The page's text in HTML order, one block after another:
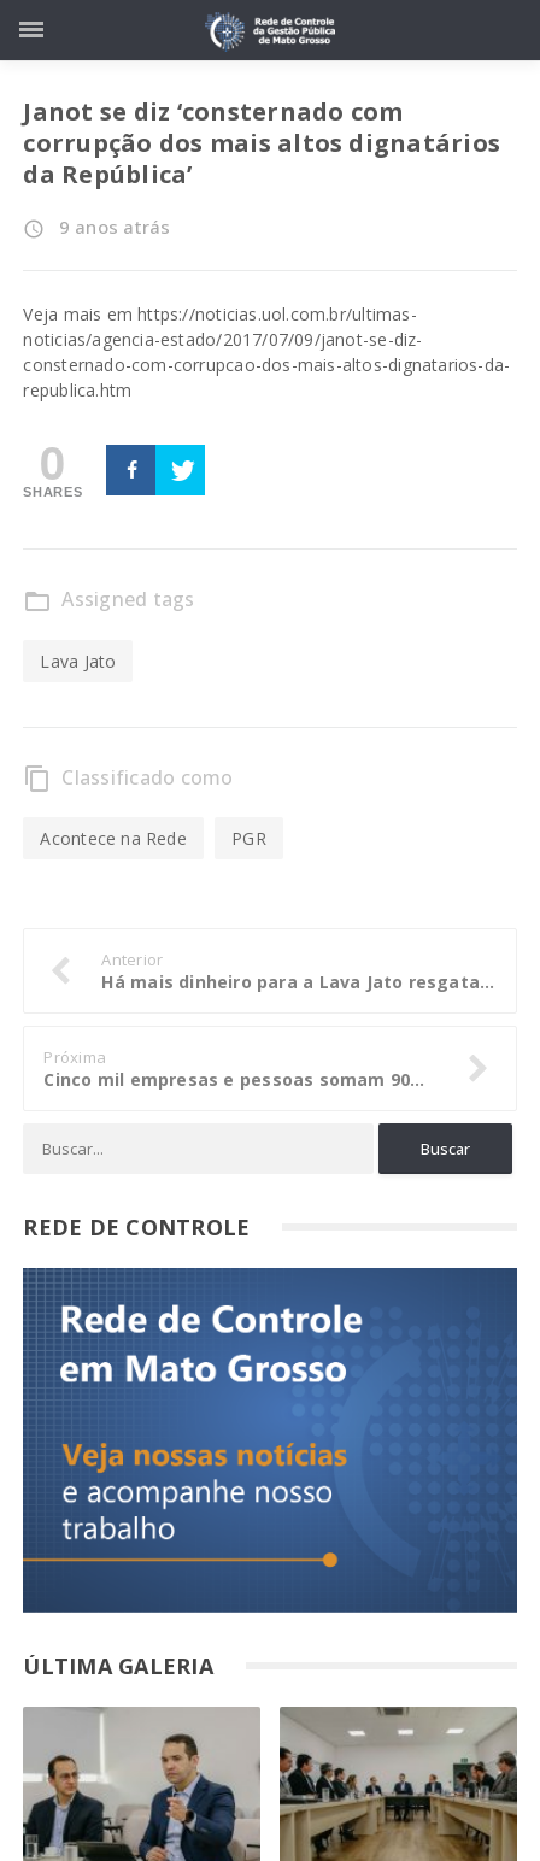
Janot se diz ‘consternado com
corrupção dos mais altos dignatários
da República’
access_time 9 anos atrás
Veja mais emhttps://noticias.uol.com.br/ultimas-
noticias/agencia-estado/2017/07/09/janot-se-diz-
consternado-com-corrupcao-dos-mais-altos-dignatarios-da-
republica.htm
0
SHARES
folder_open Assigned tags
Lava Jato
content_copy Classificado como
Acontece na Rede PGR
Anterior
Há mais dinheiro para a Lava Jato resgatar, diz procurador
Próxima
Cinco mil empresas e pessoas somam 90% das dívidas ao Estado de R$ 30 bilhões
REDE DE CONTROLE
ÚLTIMA GALERIA